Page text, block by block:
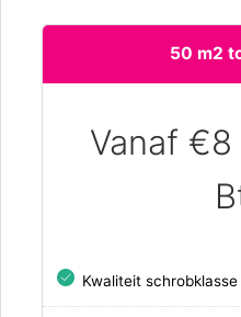
50 m2
Vanaf €8
Kwaliteit schrobklasse